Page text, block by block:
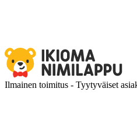
Ilmainen toimitus - Tyytyväiset